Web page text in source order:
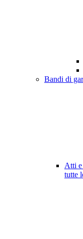
Bandi di
Atti e
tutte